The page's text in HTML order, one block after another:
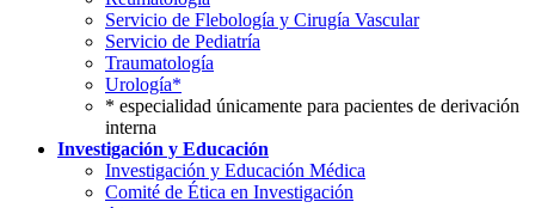
Servicio de Flebología y Cirugía Vascular
Servicio de Pediatría
Traumatología
Urología*
* especialidad únicamente para pacientes de derivación
interna
Investigación y Educación
Investigación y Educación Médica
Comité de Ética en Investigación